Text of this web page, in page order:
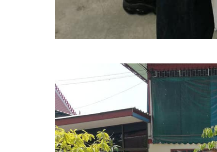
แผนพัฒนาท้องถิ่น ของอบจ.สุพรรณบุรี
ข้อบัญญัติงบประมาณรายจ่ายประจำปี ของ อบจ.สุ
ข้อบัญญัติอื่นๆ ของ อบจ.สุพรรณบุรี
รายงานการประชุมสภา อบจ.สุพรรณบุรี
รายงานรายรับรายจ่าย อบจ.สุพรรณบุรี
รายงานการติดตามและประเมินผลแผนพัฒนาท้อง